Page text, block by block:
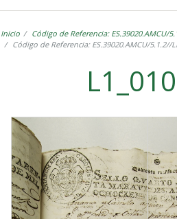
Inicio
Código de Referencia: ES.39020.AMCU/
Código de Referencia: ES.39020.AMCU/5.1.2//